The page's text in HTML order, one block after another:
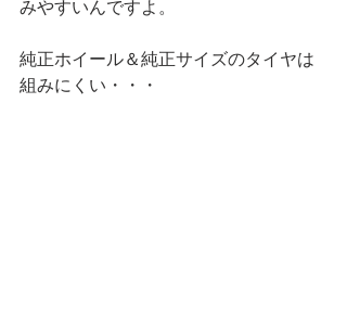
みやすいんですよ。
純正ホイール＆純正サイズのタイヤは
組みにくい・・・